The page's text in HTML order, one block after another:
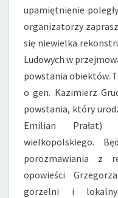
upamiętnienie
organizatorzy
się niewielka
Ludowych w
powstania obiektów.
o gen. Kazimierz
powstania, który
Emilian Prałat)
wielkopolskiego.
porozmawiania z
opowieści
gorzelni i